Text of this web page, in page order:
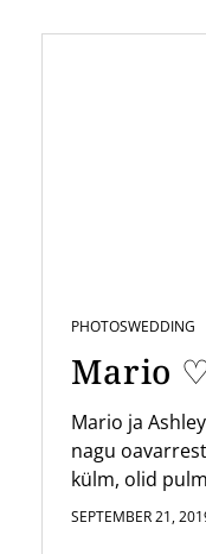
PHOTOSWEDDING
Mario
Mario ja
nagu
külm, olid
SEPTEMBER 21,